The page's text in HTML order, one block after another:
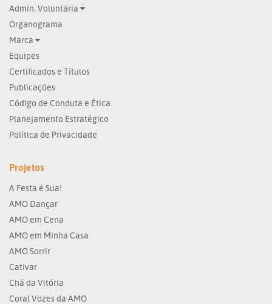
Admin. Voluntária
Organograma
Marca
Equipes
Certificados e Títulos
Publicações
Código de Conduta e Ética
Planejamento Estratégico
Política de Privacidade
Projetos
A Festa é Sua!
AMO Dançar
AMO em Cena
AMO em Minha Casa
AMO Sorrir
Cativar
Chá da Vitória
Coral Vozes da AMO